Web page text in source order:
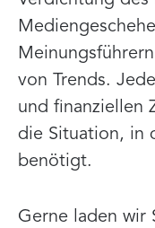
von Trends.
und finanziellen
die Situation, in
benötigt.
Gerne laden wir